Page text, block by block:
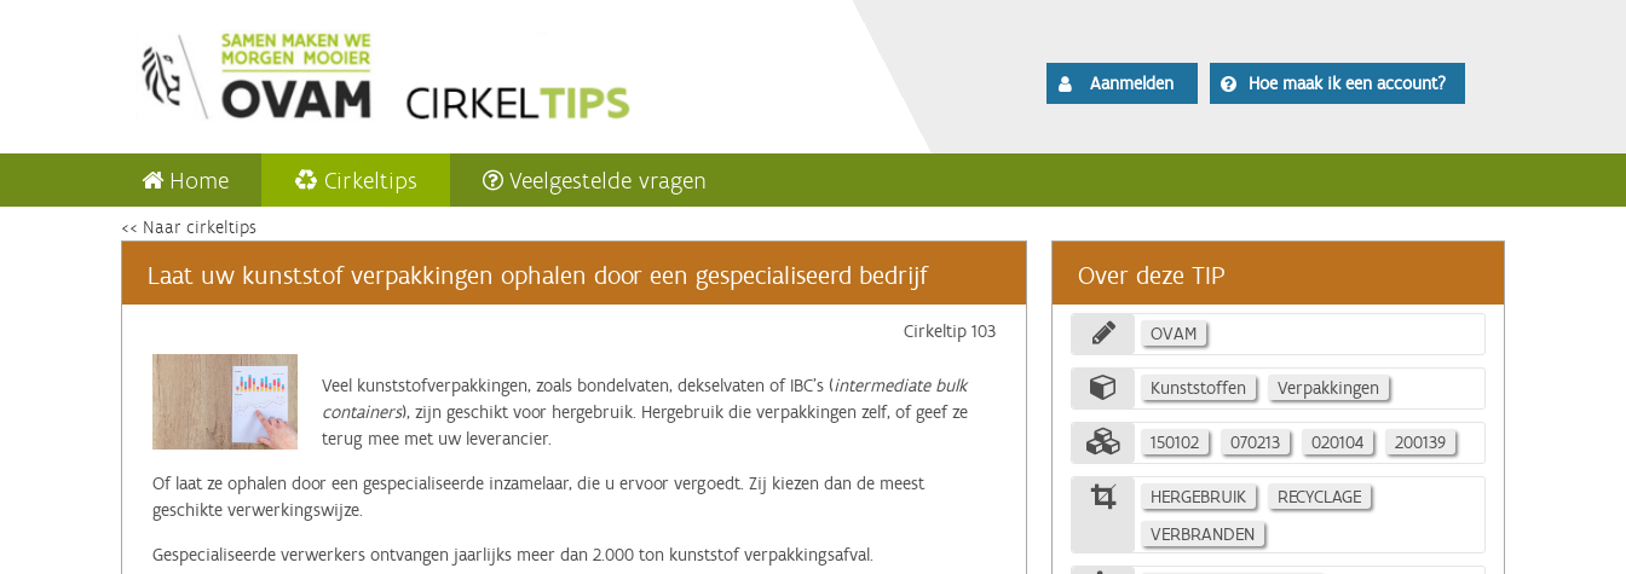
Aanmelden Hoe maak ik een account?
Home Cirkeltips Veelgestelde vragen
<< Naar cirkeltips
Laat uw kunststof verpakkingen ophalen door een gespecialiseerd bedrijf
Cirkeltip 103
‌Veel kunststofverpakkingen, zoals bondelvaten, dekselvaten of IBC’s (intermediate bulk
containers), zijn geschikt voor hergebruik. Hergebruik die verpakkingen zelf, of geef ze
terug mee met uw leverancier.
Of laat ze ophalen door een gespecialiseerde inzamelaar, die u ervoor vergoedt. Zij kiezen dan de meest
geschikte verwerkingswijze.
Gespecialiseerde verwerkers ontvangen jaarlijks meer dan 2.000 ton kunststof verpakkingsafval.
Over deze TIP
OVAM
Kunststoffen Verpakkingen
150102 070213 020104 200139
HERGEBRUIK
RECYCLAGE
VERBRANDEN